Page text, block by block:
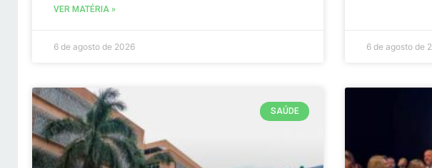
VER MATÉRIA »
6 de agosto de 2026 6 de agosto de
SAÚDE